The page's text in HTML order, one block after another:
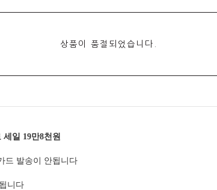
상품이 품절되었습니다.
일 19만8천원
드 발송이 안됩니다
니다